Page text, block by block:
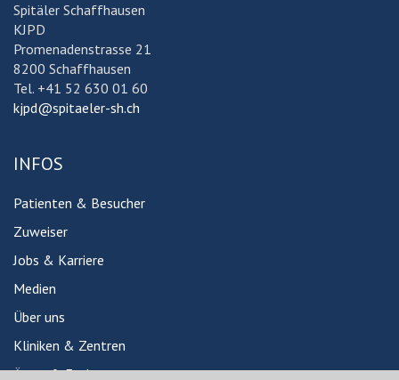
Spitäler Schaffhausen
KJPD
Promenadenstrasse 21
8200 Schaffhausen
Tel. +41 52 630 01 60
kjpd@spitaeler-sh.ch
INFOS
Patienten & Besucher
Zuweiser
Jobs & Karriere
Medien
Über uns
Kliniken & Zentren
Ärzte & Fachpersonen